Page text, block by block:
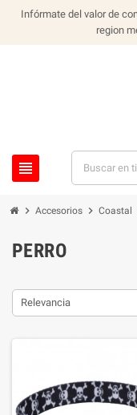
Infórmate del valor de
region
view_headline
chevron_right Accesorios chevron_right Coastal
PERRO
Relevancia